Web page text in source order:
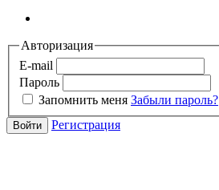
Авторизация
E-mail
Пароль
Запомнить меня Забыли пароль?
Войти Регистрация